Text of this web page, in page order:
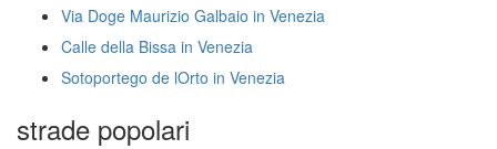
Via Doge Maurizio Galbaio in Venezia
Calle della Bissa in Venezia
Sotoportego de lOrto in Venezia
strade popolari